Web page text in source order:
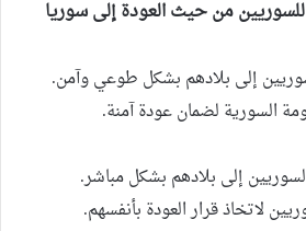
من حيث العودة إلى سوريا
إلى بلادهم بشكل طوعي وآمن.
السورية لضمان عودة آمنة.
إلى بلادهم بشكل مباشر.
لاتخاذ قرار العودة بأنفسهم.